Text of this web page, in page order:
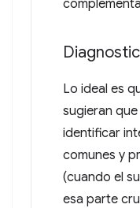
Lo ideal es
sugieran
identificar
comunes y
(cuando el
esa parte